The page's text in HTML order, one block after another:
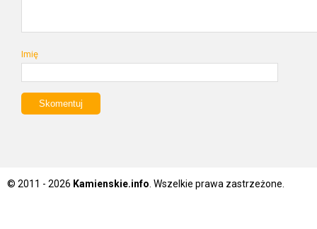
Imię
© 2011 - 2026 Kamienskie.info . Wszelkie prawa zastrzeżone.